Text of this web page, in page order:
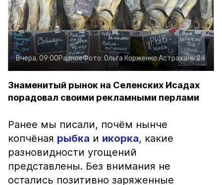
Вчера, 09:00РазноеФото: Ольга КорженкоАстрахань 24
Знаменитый рынок на Селенских Исадах
порадовал своими рекламными перлами
Ранее мы писали, почём нынче
копчёная рыбка и икорка, какие
разновидности угощений
представлены. Без внимания не
остались позитивно заряженные